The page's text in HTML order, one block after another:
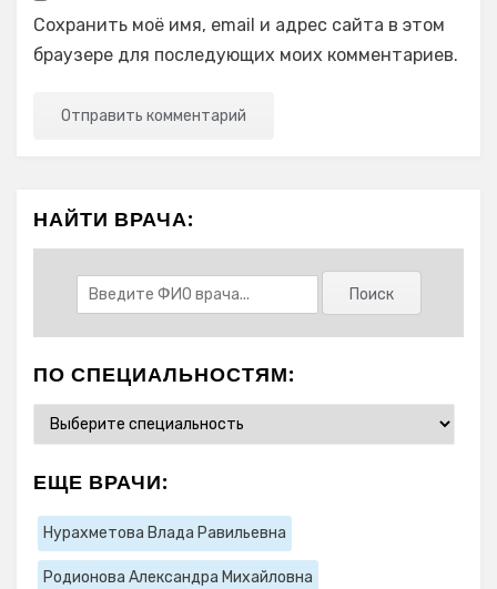
Сохранить моё имя, email и адрес сайта в этом
браузере для последующих моих комментариев.
НАЙТИ ВРАЧА:
ПО СПЕЦИАЛЬНОСТЯМ:
ЕЩЕ ВРАЧИ:
Нурахметова Влада Равильевна
Родионова Александра Михайловна